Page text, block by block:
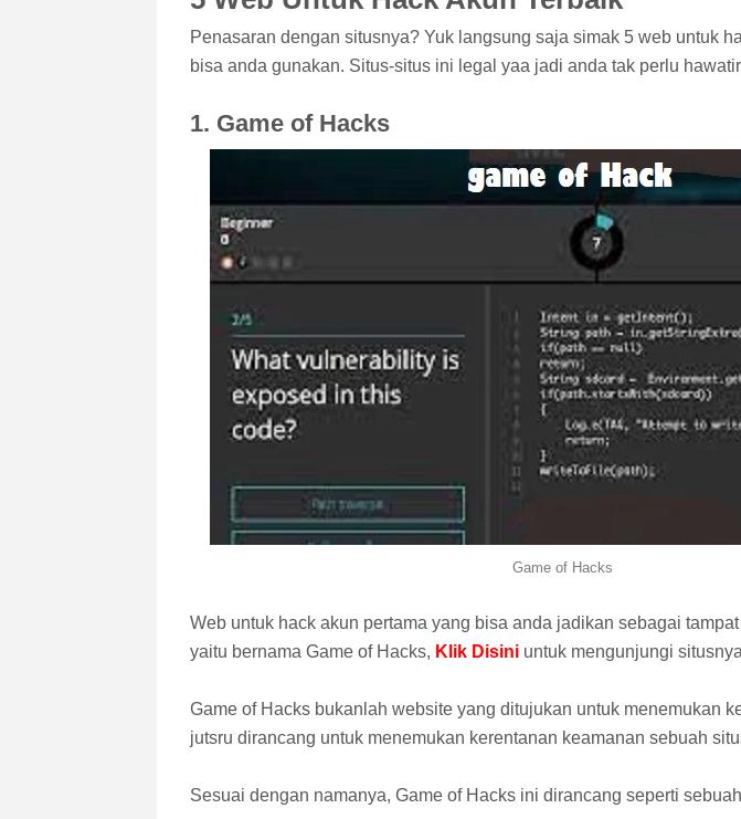
Penasaran dengan situsnya? Yuk langsung saja simak 5 web untuk
bisa anda gunakan. Situs-situs ini legal yaa jadi anda tak perlu
1. Game of Hacks
Game of Hacks
Web untuk hack akun pertama yang bisa anda jadikan sebagai
yaitu bernama Game of Hacks, Klik Disini untuk mengunjungi
Game of Hacks bukanlah website yang ditujukan untuk menemukan
jutsru dirancang untuk menemukan kerentanan keamanan sebuah
Sesuai dengan namanya, Game of Hacks ini dirancang seperti